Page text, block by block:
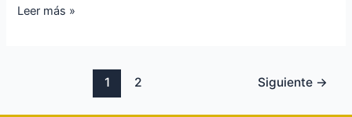
FF.
Leer más »
1 2 Siguiente →